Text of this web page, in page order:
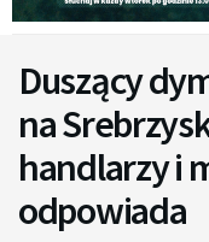
Duszący
na
handlarzy i
odpowiada